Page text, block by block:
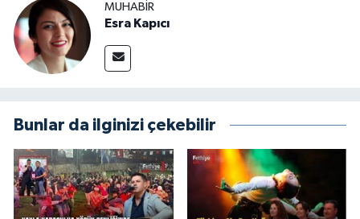
MUHABİR
Esra Kapıcı
Bunlar da ilginizi çekebilir